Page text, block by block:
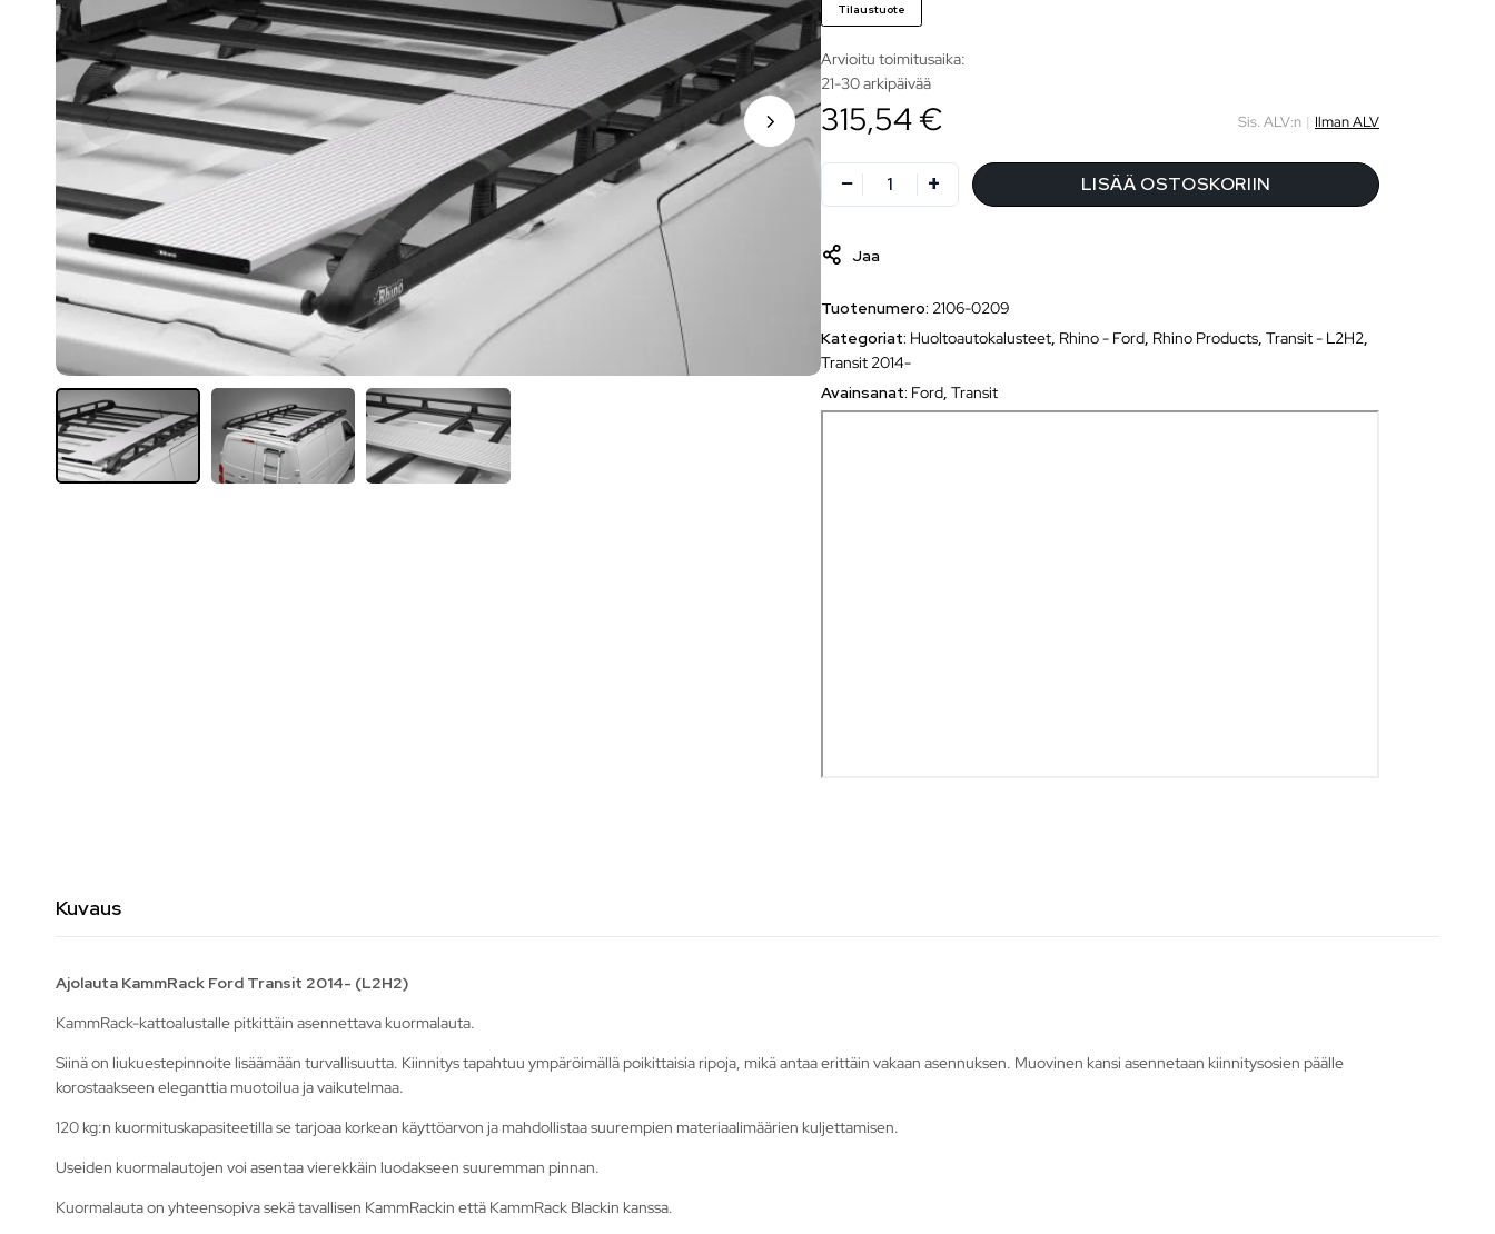
Tilaustuote
Arvioitu toimitusaika:
21-30 arkipäivää
315,54 € Sis. ALV:n | Ilman ALV
LISÄÄ OSTOSKORIIN
Jaa
Tuotenumero: 2106-0209
Kategoriat: Huoltoautokalusteet Rhino - Ford Rhino Products ,Transit - L2H2
Transit 2014-
Avainsanat: Ford ,Transit
Kuvaus
Ajolauta KammRack Ford Transit 2014- (L2H2)
KammRack-kattoalustalle pitkittäin asennettava kuormalauta.
Siinä on liukuestepinnoite lisäämään turvallisuutta. Kiinnitys tapahtuu ympäröimällä poikittaisia ripoja, mikä antaa erittäin vakaan asennuksen. Muovinen kansi asennetaan kiinnitysosien päälle
korostaakseen eleganttia muotoilua ja vaikutelmaa.
120 kg:n kuormituskapasiteetilla se tarjoaa korkean käyttöarvon ja mahdollistaa suurempien materiaalimäärien kuljettamisen.
Useiden kuormalautojen voi asentaa vierekkäin luodakseen suuremman pinnan.
Kuormalauta on yhteensopiva sekä tavallisen KammRackin että KammRack Blackin kanssa.